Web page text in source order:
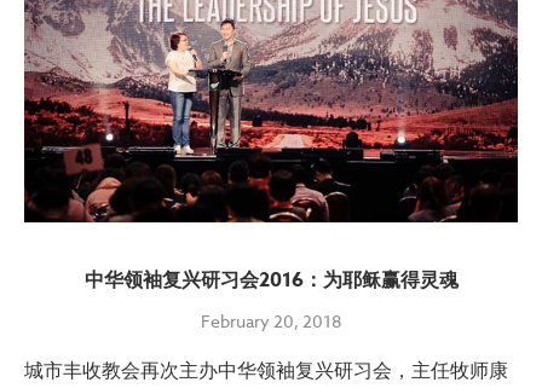
中华领袖复兴研习会2016：为耶稣赢得灵魂
February 20, 2018
城市丰收教会再次主办中华领袖复兴研习会，主任牧师康